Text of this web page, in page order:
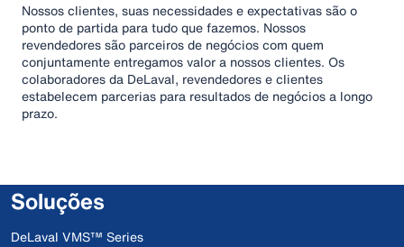
Nossos clientes, suas necessidades e expectativas são o
ponto de partida para tudo que fazemos. Nossos
revendedores são parceiros de negócios com quem
conjuntamente entregamos valor a nossos clientes. Os
colaboradores da DeLaval, revendedores e clientes
estabelecem parcerias para resultados de negócios a longo
prazo.
Soluções
DeLaval VMS™ Series